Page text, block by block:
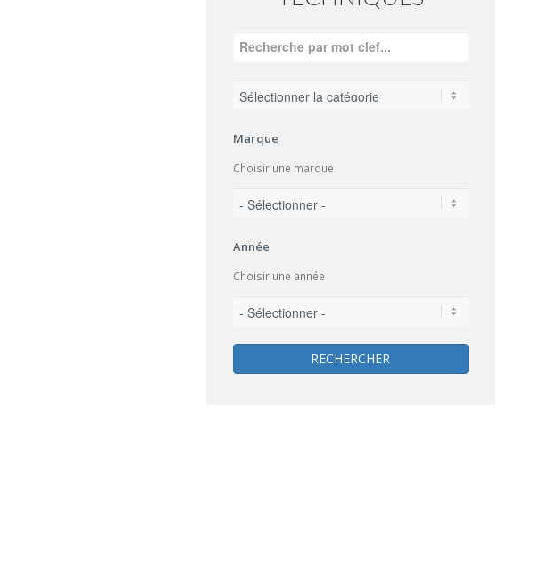
Marque
Choisir une marque
Année
Choisir une année
RECHERCHER